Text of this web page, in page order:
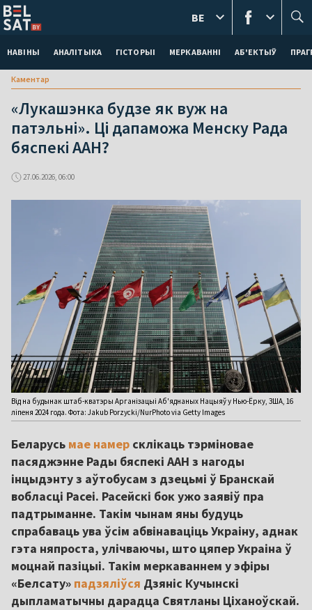
НАВІНЫ АНАЛІТЫКА ГІСТОРЫІ МЕРКАВАННI АБ'ЕКТЫЎ
BE
Каментар
«Лукашэнка будзе як вуж на
патэльні». Ці дапаможа Менску Рада
бяспекі ААН?
27.06.2026, 06:00
Від на будынак штаб-кватэры Арганізацыі Аб'яднаных Нацыяў у Нью-Ёрку, ЗША, 16
ліпеня 2024 года. Фота: Jakub Porzycki/NurPhoto via Getty Images
Беларусь мае намер склікаць тэрміновае
пасяджэнне Рады бяспекі ААН з нагоды
інцыдэнту з аўтобусам з дзецьмі ў Бранскай
вобласці Расеі. Расейскі бок ужо заявіў пра
падтрыманне. Такім чынам яны будуць
спрабаваць ува ўсім абвінаваціць Украіну, аднак
гэта няпроста, улічваючы, што цяпер Украіна ў
моцнай пазіцыі. Такім меркаваннем у эфіры
«Белсату» падзяліўся Дзяніс Кучынскі
дыпламатычны дарадца Святланы Ціханоўскай.